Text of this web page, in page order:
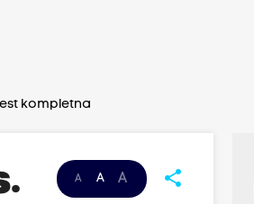
kompletna
A A A share